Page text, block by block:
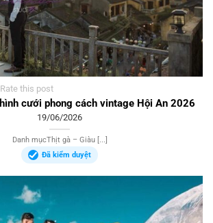
Rate this post
cưới phong cách vintage Hội An 2026
19/06/2026
Danh mụcThịt gà – Giàu [...]
Đã kiểm duyệt